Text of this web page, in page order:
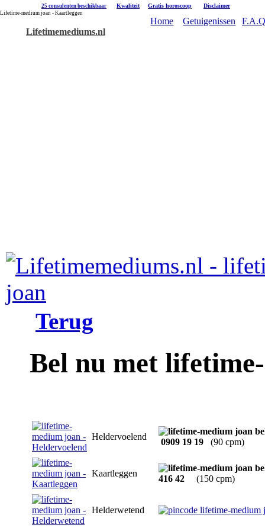
25 consulenten beschikbaar Kwaliteit Gratis horoscoop Disclaimer
Lifetime-medium joan - Kaartleggen
Lifetimemediums.nl
Home Getuigenissen
Terug
Bel nu met
Heldervoelend
0909 19 19 (90 cpm)
Kaartleggen
416 42 (150 cpm)
Helderwetend